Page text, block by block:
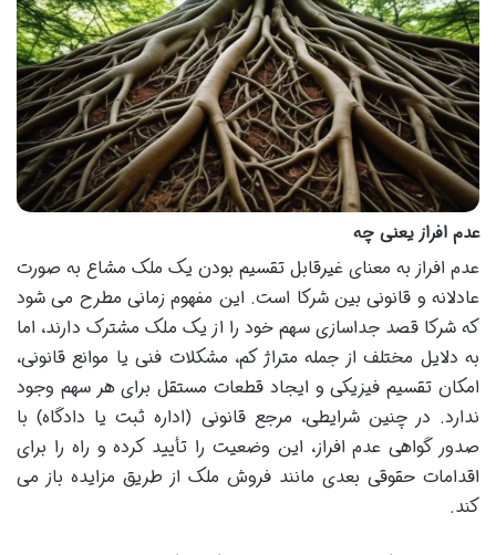
عدم افراز یعنی چه
عدم افراز به معنای غیرقابل تقسیم بودن یک ملک مشاع به صورت
عادلانه و قانونی بین شرکا است. این مفهوم زمانی مطرح می شود
که شرکا قصد جداسازی سهم خود را از یک ملک مشترک دارند، اما
به دلایل مختلف از جمله متراژ کم، مشکلات فنی یا موانع قانونی،
امکان تقسیم فیزیکی و ایجاد قطعات مستقل برای هر سهم وجود
ندارد. در چنین شرایطی، مرجع قانونی (اداره ثبت یا دادگاه) با
صدور گواهی عدم افراز، این وضعیت را تأیید کرده و راه را برای
اقدامات حقوقی بعدی مانند فروش ملک از طریق مزایده باز می
کند.